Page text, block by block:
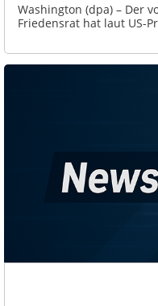
Washington (dpa) – Der
Friedensrat hat laut US-